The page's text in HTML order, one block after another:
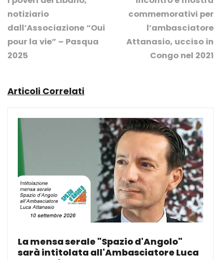
notiziario
dall’Associazione “Oui
pour la vie” – Pasqua
2025
commemorativi per
l’ambasciatore
Attanasio, ucciso in
Congo nel 2021
Articoli Correlati
La mensa serale "Spazio d'Angolo"
sarà intitolata all'Ambasciatore Luca